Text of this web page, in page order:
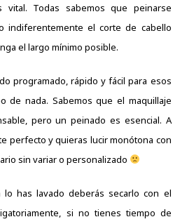
Todas sabemos que peinarse
indiferentemente el corte de cabello
el largo mínimo posible.
programado, rápido y fácil para esos
de nada. Sabemos que el maquillaje
pero un peinado es esencial. A
perfecto y quieras lucir monótona con
sin variar o personalizado
lo has lavado deberás secarlo con el
si no tienes tiempo de